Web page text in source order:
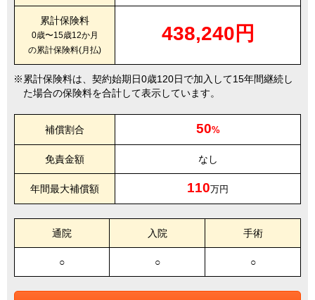
累計保険料
0歳〜15歳12か月
の累計保険料(月払)
438,240円
累計保険料は、契約始期日0歳120日で加入して15年間継続し
た場合の保険料を合計して表示しています。
補償割合 50%
免責金額 なし
年間最大補償額 110万円
通院 入院 手術
○ ○ ○